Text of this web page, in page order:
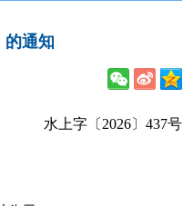
的通知
水上字〔2026〕437号